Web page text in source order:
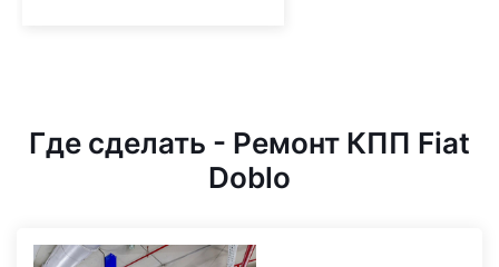
Где сделать - Ремонт КПП Fiat
Doblo